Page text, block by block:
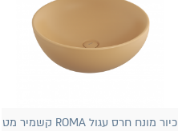
כיור מונח חרס עגול ROMA קשמיר מט